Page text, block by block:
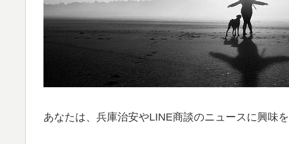
あなたは、兵庫治安やLINE商談のニュースに興味